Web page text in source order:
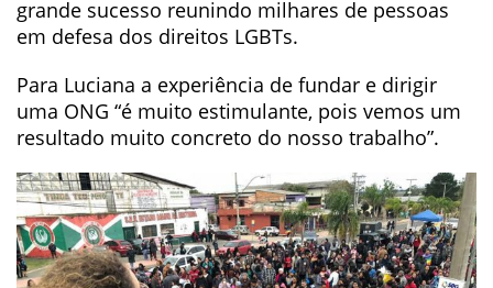
grande sucesso reunindo milhares de pessoas
em defesa dos direitos LGBTs.
Para Luciana a experiência de fundar e dirigir
uma ONG “é muito estimulante, pois vemos um
resultado muito concreto do nosso trabalho”.